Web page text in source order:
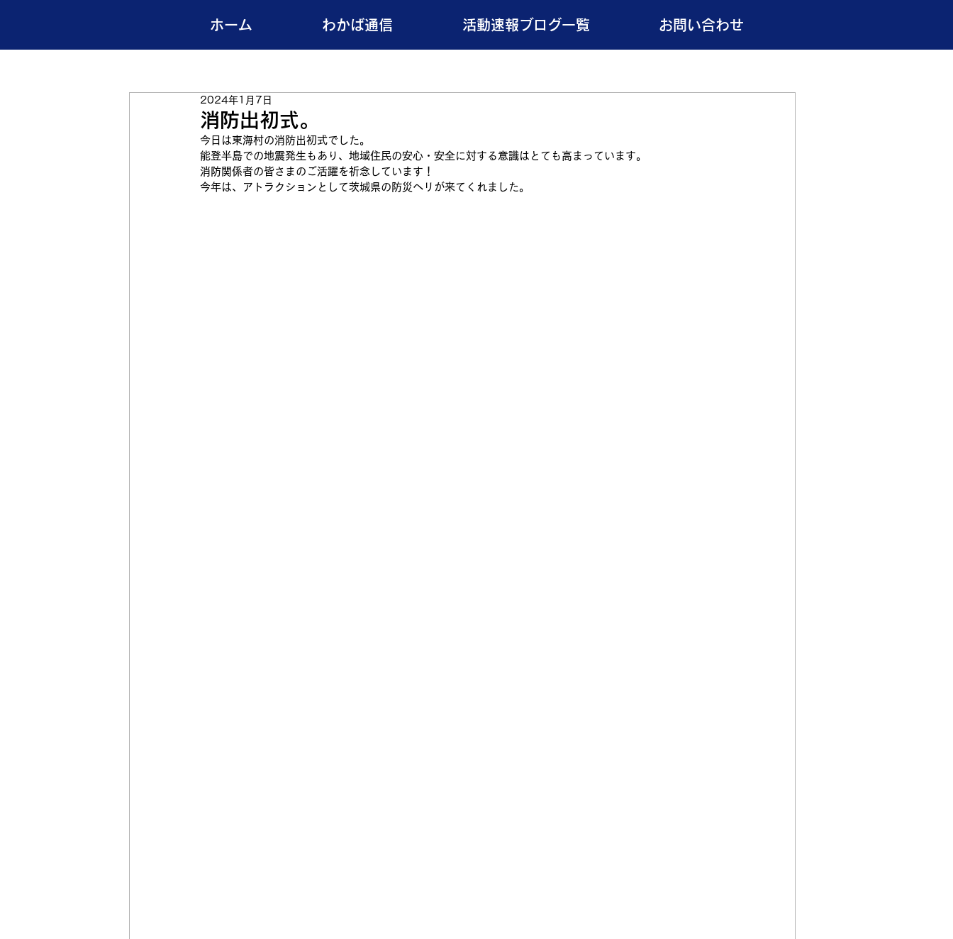
ホーム わかば通信 活動速報ブログ一覧 お問い合わせ
消防出初式。
2024年1月7日
今日は東海村の消防出初式でした。
能登半島での地震発生もあり、地域住民の安心・安全に対する意識はとても高まっています。
消防関係者の皆さまのご活躍を祈念しています！
今年は、アトラクションとして茨城県の防災ヘリが来てくれました。